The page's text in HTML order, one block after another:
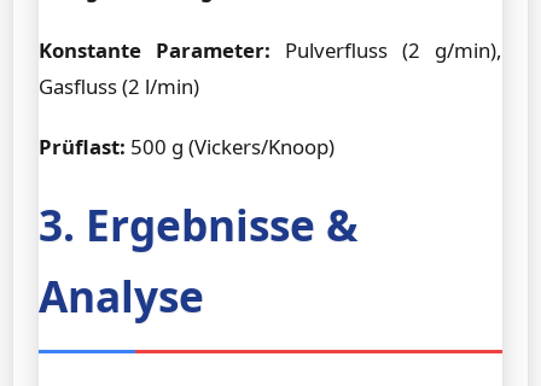
Konstante Parameter: Pulverfluss (2 g/min),
Gasfluss (2 l/min)
Prüflast: 500 g (Vickers/Knoop)
3. Ergebnisse &
Analyse